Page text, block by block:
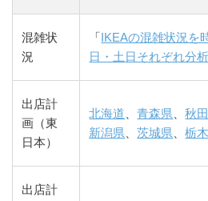
混雑状
況
「
IKEAの混雑状況を
日・土日それぞれ分析
出店計
画（東
日本）
北海道 、青森県 、秋
新潟県 、茨城県 、栃
出店計